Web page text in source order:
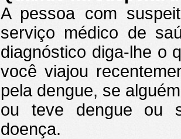
A pessoa com
serviço médico de
diagnóstico diga-lhe o
você viajou
pela dengue, se
ou teve dengue ou
doença.